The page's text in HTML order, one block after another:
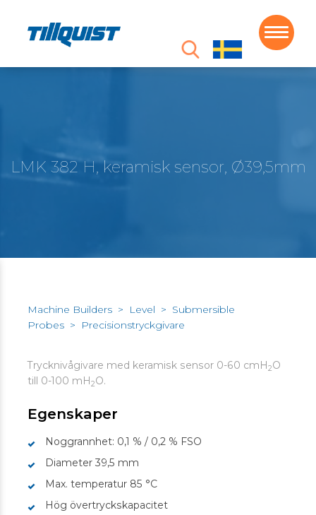
LMK 382 H, keramisk sensor, Ø39,5mm
Machine Builders > Level > Submersible
Probes > Precisionstryckgivare
Trycknivågivare med keramisk sensor 0-60 cmH2O
till 0-100 mH2O.
Egenskaper
Noggrannhet: 0,1 % / 0,2 % FSO
Diameter 39,5 mm
Max. temperatur 85 °C
Hög övertryckskapacitet